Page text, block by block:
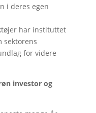
i deres egen
har instituttet
sektorens
for videre
investor og